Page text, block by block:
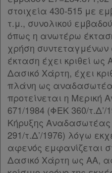
στοιχεία 430-515 με
τ.μ., συνολικού
όπως η ανωτέρω
χρήση συντεταγμένων
έκταση έχει κριθεί
Δασικό Χάρτη, έχει
πλάνη ως αναδασωτέα
προτείνεται η Μερική
671/1984 (ΦΕΚ 360/
Κήρυξης Αναδασωτέας
291/τ.Δ’/1976) λόγω
αφενός εμφανίζεται
Δασικό Χάρτη ως ΑΑ,